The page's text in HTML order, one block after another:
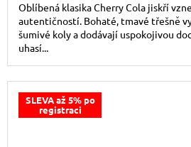
Oblíbená klasika Cherry Cola jiskří
autentičností. Bohaté, tmavé třešně
šumivé koly a dodávají uspokojivou
uhasí...
SLEVA až 5% po
registraci